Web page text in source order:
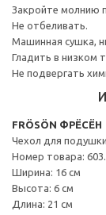
Закройте молнию
Не отбеливать.
Машинная сушка,
Гладить в низком
Не подвергать
FRÖSÖN ФРЁСЁН
Чехол для
Номер товара:
Ширина: 16 см
Высота: 6 см
Длина: 21 см